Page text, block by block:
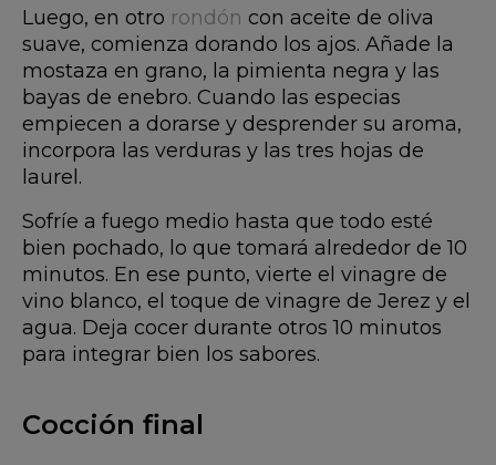
Luego, en otro rondón con aceite de oliva
suave, comienza dorando los ajos. Añade la
mostaza en grano, la pimienta negra y las
bayas de enebro. Cuando las especias
empiecen a dorarse y desprender su aroma,
incorpora las verduras y las tres hojas de
laurel.
Sofríe a fuego medio hasta que todo esté
bien pochado, lo que tomará alrededor de 10
minutos. En ese punto, vierte el vinagre de
vino blanco, el toque de vinagre de Jerez y el
agua. Deja cocer durante otros 10 minutos
para integrar bien los sabores.
Cocción final